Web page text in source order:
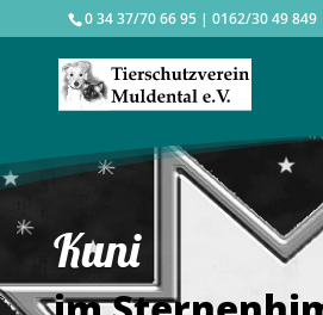
0 34 37/70 66 95 | 0162/30 49 849
Kuni